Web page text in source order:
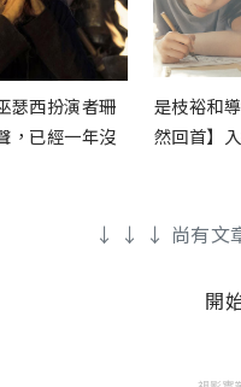
瑟西扮演者珊
，已經一年沒
是枝裕和
然回首】
↓ ↓ ↓ 尚有文
開